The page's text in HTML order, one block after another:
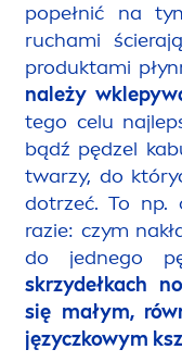
popełnić na
ruchami
produktami
należy
tego celu
bądź pędzel
twarzy, do
dotrzeć. To np.
razie: czym
do jednego
skrzydełkach
się małym,
języczkowym